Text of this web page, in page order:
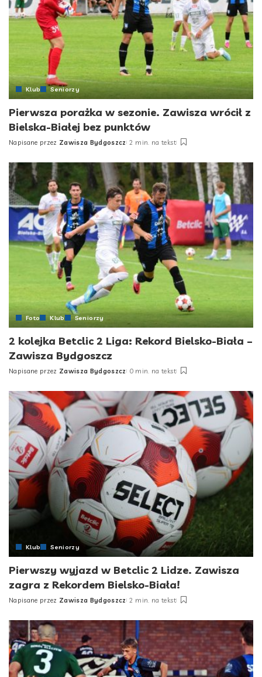
Klub Seniorzy
Pierwsza porażka w sezonie. Zawisza wrócił z
Bielska-Białej bez punktów
Posted
Napisane przez Zawisza Bydgoszcz 2 min. na tekst
Foto Klub Seniorzy
2 kolejka Betclic 2 Liga: Rekord Bielsko-Biała –
Zawisza Bydgoszcz
Posted
Napisane przez Zawisza Bydgoszcz 0 min. na tekst
Klub Seniorzy
Pierwszy wyjazd w Betclic 2 Lidze. Zawisza
zagra z Rekordem Bielsko-Biała!
Posted
Napisane przez Zawisza Bydgoszcz 2 min. na tekst